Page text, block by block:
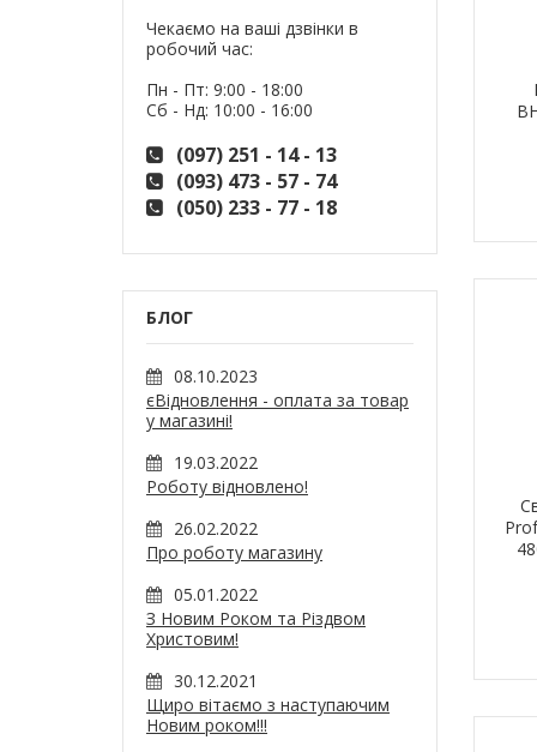
Чекаємо на ваші дзвінки в
робочий час:
Пн - Пт: 9:00 - 18:00
Сб - Нд: 10:00 - 16:00
(097) 251 - 14 - 13
(093) 473 - 57 - 74
(050) 233 - 77 - 18
БЛОГ
08.10.2023
єВідновлення - оплата за товар
у магазині!
19.03.2022
Роботу відновлено!
26.02.2022
Про роботу магазину
05.01.2022
З Новим Роком та Різдвом
Христовим!
30.12.2021
Щиро вітаємо з наступаючим
Новим роком!!!